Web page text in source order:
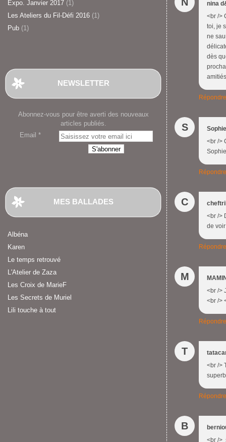
Expo. Janvier 2017 (1)
Les Ateliers du Fil-Défi 2016 (1)
Pub (1)
NEWSLETTER
Abonnez-vous pour être averti des nouveaux
articles publiés.
Email
MES BALLADES
Albéna
Karen
Le temps retrouvé
L'Atelier de Zaza
Les Croix de MarieF
Les Secrets de Muriel
Lili touche à tout
nina
<br />
toi, je
ne
dès
Répondre
S
Sophie
<br />
Répondre
C
<br />
de
Répondre
M
<br />
<br />
Répondre
T
<br />
Répondre
B
<br />